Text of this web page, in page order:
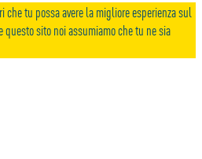
che tu possa avere la migliore esperienza sul
sito noi assumiamo che tu ne sia